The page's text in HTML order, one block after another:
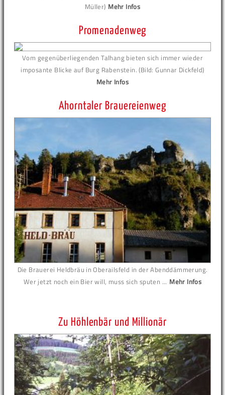
Müller) Mehr Infos
Promenadenweg
Vom gegenüberliegenden Talhang bieten sich immer wieder
imposante Blicke auf Burg Rabenstein. (Bild: Gunnar Dickfeld)
Mehr Infos
Ahorntaler Brauereienweg
Die Brauerei Heldbräu in Oberailsfeld in der Abenddämmerung.
Wer jetzt noch ein Bier will, muss sich sputen ... Mehr Infos
Zu Höhlenbär und Millionär